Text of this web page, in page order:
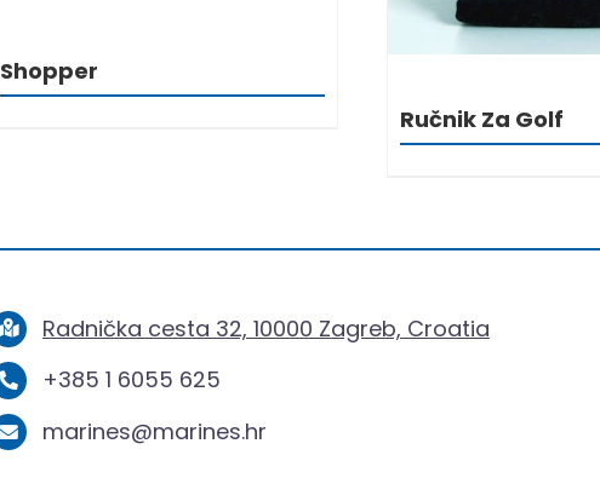
Shopper
Ručnik Za Golf
Radnička cesta 32, 10000 Zagreb, Croatia
+385 1 6055 625
marines@marines.hr